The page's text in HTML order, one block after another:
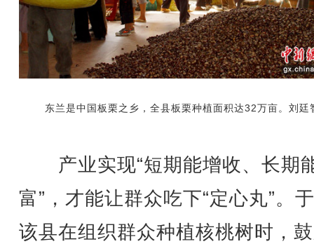
东兰是中国板栗之乡，全县板栗种植面积达32万亩。刘廷
产业实现“短期能增收、长期
富”，才能让群众吃下“定心丸”。
该县在组织群众种植核桃树时，